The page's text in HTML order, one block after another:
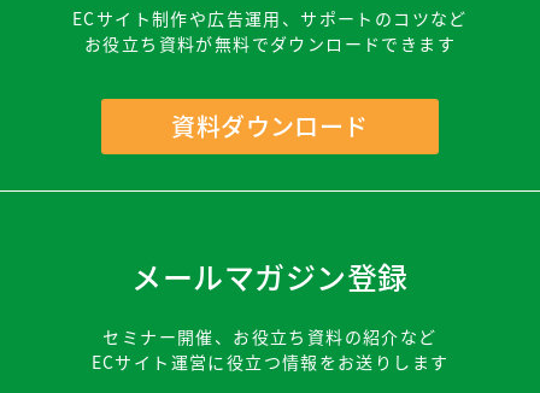
ECサイト制作や広告運用、サポートのコツなど
お役立ち資料が無料でダウンロードできます
資料ダウンロード
メールマガジン登録
セミナー開催、お役立ち資料の紹介など
ECサイト運営に役立つ情報をお送りします